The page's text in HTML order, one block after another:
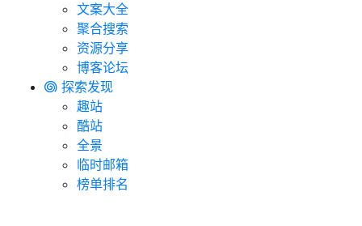
文案大全
聚合搜索
资源分享
博客论坛
探索发现
趣站
酷站
全景
临时邮箱
榜单排名